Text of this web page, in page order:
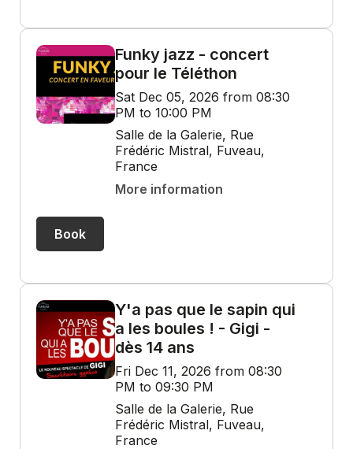
Funky jazz - concert
pour le Téléthon
Sat Dec 05, 2026 from 08:30
PM to 10:00 PM
Salle de la Galerie, Rue
Frédéric Mistral, Fuveau,
France
More information
Book
Y'a pas que le sapin qui
a les boules ! - Gigi -
dès 14 ans
Fri Dec 11, 2026 from 08:30
PM to 09:30 PM
Salle de la Galerie, Rue
Frédéric Mistral, Fuveau,
France